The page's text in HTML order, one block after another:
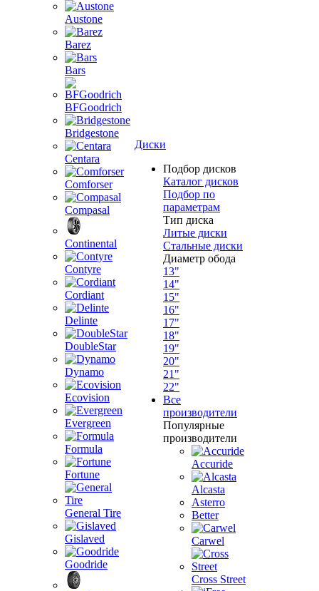
Austone
Barez
Bars
BFGoodrich
Bridgestone
Centara
Comforser
Compasal
Continental
Contyre
Cordiant
Delinte
DoubleStar
Dynamo
Ecovision
Evergreen
Formula
Fortune
General Tire
Gislaved
Goodride
Диски
Подбор дисков
Каталог дисков
Подбор по
параметрам
Тип диска
Литые диски
Стальные диски
Диаметр обода
13"
14"
15"
16"
17"
18"
19"
20"
21"
22"
Все
производители
Популярные
производители
Accuride
Alcasta
Asterro
Better
Carwel
Cross Street